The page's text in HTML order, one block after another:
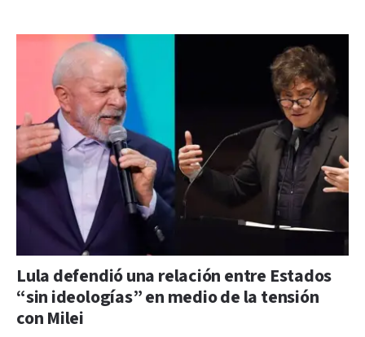
Lula defendió una relación entre Estados
“sin ideologías” en medio de la tensión
con Milei